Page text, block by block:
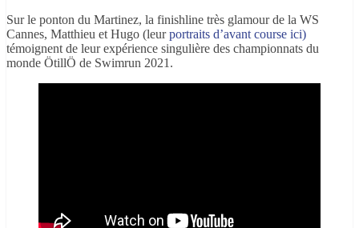
Sur le ponton du Martinez, la finishline très glamour de la WS
Cannes, Matthieu et Hugo (leurportraits d’avant course ici)
témoignent de leur expérience singulière des championnats du
monde ÖtillÖ de Swimrun 2021.